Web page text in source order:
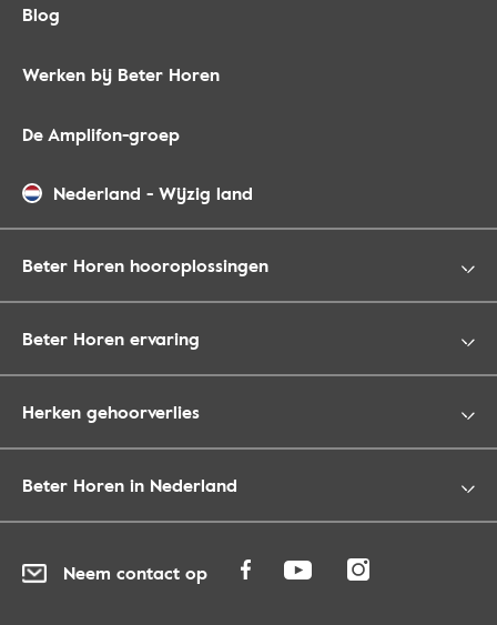
Blog
Werken bij Beter Horen
De Amplifon-groep
Nederland - Wijzig land
Beter Horen hooroplossingen
Beter Horen ervaring
Herken gehoorverlies
Beter Horen in Nederland
Neem contact op